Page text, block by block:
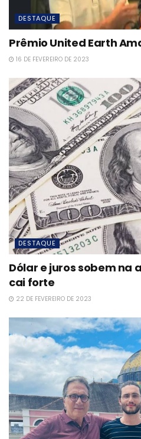
DESTAQUE
Prêmio United Earth
16 DE FEVEREIRO DE 2023
DESTAQUE
Dólar e juros sobem na
cai forte
22 DE FEVEREIRO DE 2023